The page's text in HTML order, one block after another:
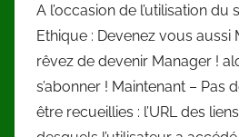
A l’occasion de l’utilisation du
Ethique : Devenez vous aussi
rêvez de devenir Manager !
s’abonner ! Maintenant – Pas
être recueillies : l’URL des